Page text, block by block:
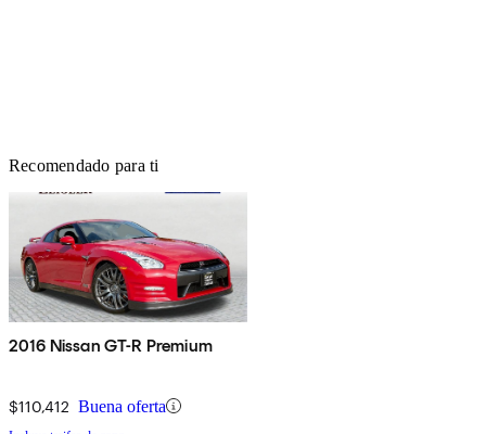
Recomendado para ti
2016 Nissan GT-R Premium
$110,412 Buena oferta